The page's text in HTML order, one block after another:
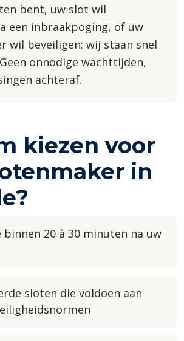
bent, uw slot wil
een inbraakpoging, of uw
wil beveiligen: wij staan snel
onnodige wachttijden,
achteraf.
kiezen voor
in
20 à 30 minuten na uw
sloten die voldoen aan